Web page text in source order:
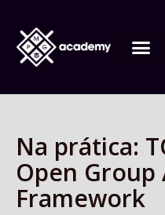
Na prática:
Open
Framework